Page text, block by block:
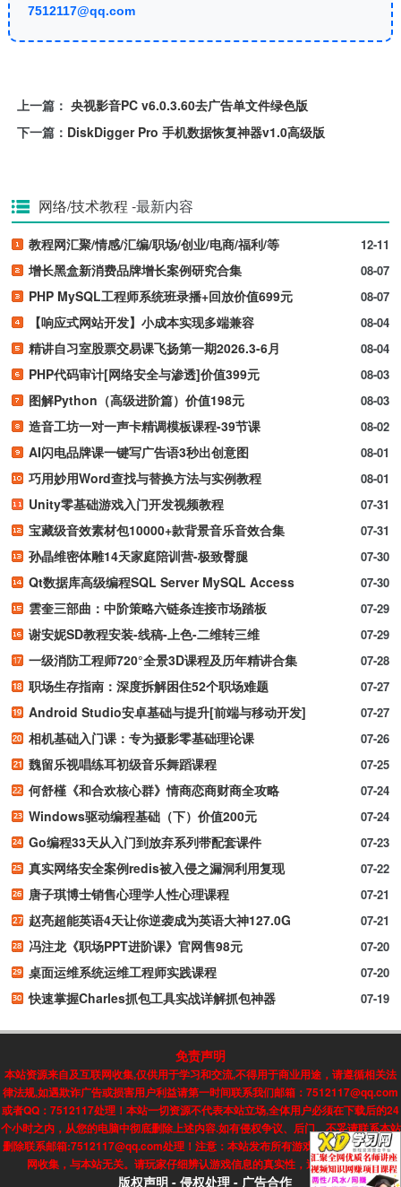
7512117@qq.com
上一篇： 央视影音PC v6.0.3.60去广告单文件绿色版
下一篇： DiskDigger Pro 手机数据恢复神器v1.0高级版
网络/技术教程 -最新内容
12-11
教程网汇聚/情感/汇编/职场/创业/电商/福利/等
08-07
增长黑盒新消费品牌增长案例研究合集
08-07
PHP MySQL工程师系统班录播+回放价值699元
08-04
【响应式网站开发】小成本实现多端兼容
08-04
精讲自习室股票交易课飞扬第一期2026.3-6月
08-03
PHP代码审计[网络安全与渗透]价值399元
08-03
图解Python（高级进阶篇）价值198元
08-02
造音工坊一对一声卡精调模板课程-39节课
08-01
AI闪电品牌课一键写广告语3秒出创意图
08-01
巧用妙用Word查找与替换方法与实例教程
07-31
Unity零基础游戏入门开发视频教程
07-31
宝藏级音效素材包10000+款背景音乐音效合集
07-30
孙晶维密体雕14天家庭陪训营-极致臀腿
07-30
Qt数据库高级编程SQL Server MySQL Access
07-29
雲奎三部曲：中阶策略六链条连接市场踏板
07-29
谢安妮SD教程安装-线稿-上色-二维转三维
07-28
一级消防工程师720°全景3D课程及历年精讲合集
07-27
职场生存指南：深度拆解困住52个职场难题
07-27
Android Studio安卓基础与提升[前端与移动开发]
07-26
相机基础入门课：专为摄影零基础理论课
07-25
魏留乐视唱练耳初级音乐舞蹈课程
07-24
何舒槿《和合欢核心群》情商恋商财商全攻略
07-24
Windows驱动编程基础（下）价值200元
07-23
Go编程33天从入门到放弃系列带配套课件
07-22
真实网络安全案例redis被入侵之漏洞利用复现
07-21
唐子琪博士销售心理学人性心理课程
07-21
赵亮超能英语4天让你逆袭成为英语大神127.0G
07-20
冯注龙《职场PPT进阶课》官网售98元
07-20
桌面运维系统运维工程师实践课程
07-19
快速掌握Charles抓包工具实战详解抓包神器
免责声明
本站资源来自及互联网收集,仅供用于学习和交流,不得用于商业用途，请遵循相关法
律法规,如遇欺诈广告或损害用户利益请第一时间联系我们邮箱：7512117@qq.com
或者QQ：7512117处理！本站一切资源不代表本站立场,全体用户必须在下载后的24
个小时之内，从您的电脑中彻底删除上述内容.如有侵权争议、后门、不妥请联系本站
删除联系邮箱:7512117@qq.com处理！注意：本站发布所有游戏信息，均来自互联
网收集，与本站无关。请玩家仔细辨认游戏信息的真实性，避免上当受骗!
版权声明 - 侵权处理 - 广告合作